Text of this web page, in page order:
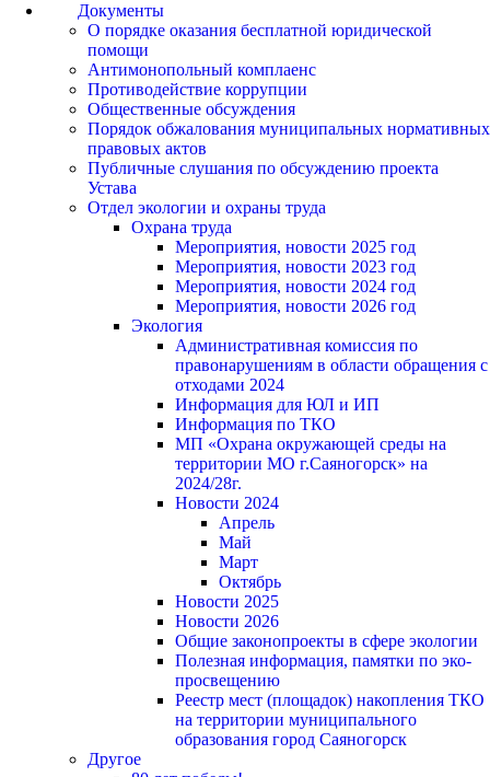
Документы
О порядке оказания бесплатной юридической
помощи
Антимонопольный комплаенс
Противодействие коррупции
Общественные обсуждения
Порядок обжалования муниципальных нормативных
правовых актов
Публичные слушания по обсуждению проекта
Устава
Отдел экологии и охраны труда
Охрана труда
Мероприятия, новости 2025 год
Мероприятия, новости 2023 год
Мероприятия, новости 2024 год
Мероприятия, новости 2026 год
Экология
Административная комиссия по
правонарушениям в области обращения с
отходами 2024
Информация для ЮЛ и ИП
Информация по ТКО
МП «Охрана окружающей среды на
территории МО г.Саяногорск» на
2024/28г.
Новости 2024
Апрель
Май
Март
Октябрь
Новости 2025
Новости 2026
Общие законопроекты в сфере экологии
Полезная информация, памятки по эко-
просвещению
Реестр мест (площадок) накопления ТКО
на территории муниципального
образования город Саяногорск
Другое